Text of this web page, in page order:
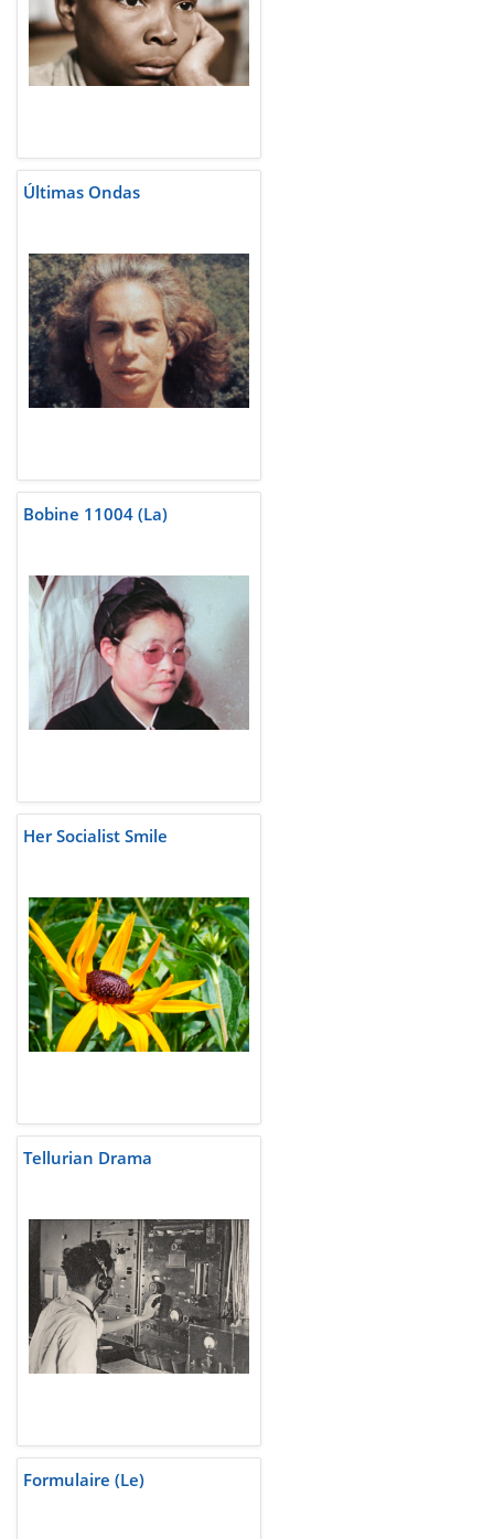
Últimas Ondas
Bobine 11004 (La)
Her Socialist Smile
Tellurian Drama
Formulaire (Le)